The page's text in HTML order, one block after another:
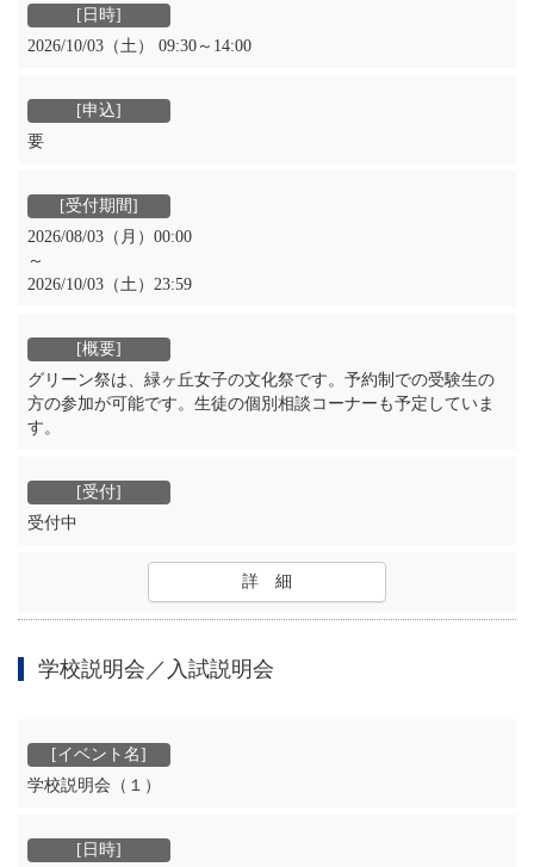
2026/10/03（土） 09:30～14:00
要
2026/08/03（月）00:00
～
2026/10/03（土）23:59
グリーン祭は、緑ヶ丘女子の文化祭です。予約制での受験生の
方の参加が可能です。生徒の個別相談コーナーも予定していま
す。
受付中
詳 細
学校説明会／入試説明会
学校説明会（１）